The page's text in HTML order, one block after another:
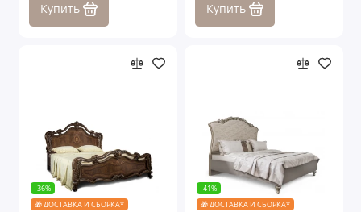
Купить Купить
-36%
🎁 ДОСТАВКА И СБОРКА*
-41%
🎁 ДОСТАВКА И СБОРКА*